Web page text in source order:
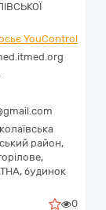
YouControl
район,
будинок
0